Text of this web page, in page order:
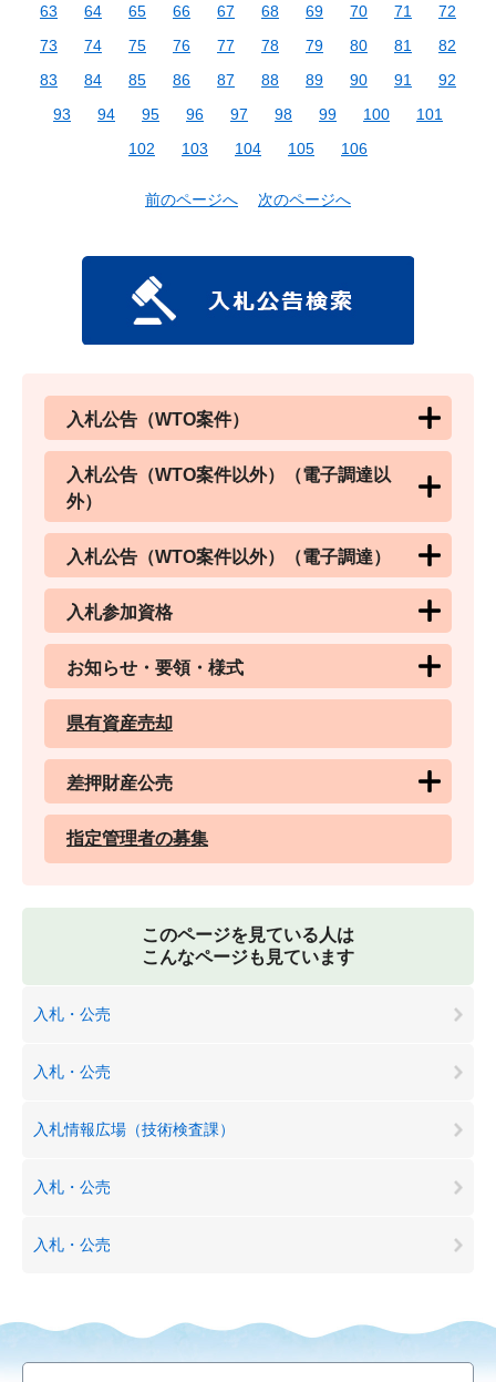
63
64 65 66 67 68 69 70 71
72
73
74 75 76 77 78 79 80 81
82
83
84 85 86 87 88 89 90 91
92
93
94 95 96 97 98 99 100
101
102
103 104 105 106
前のページへ 次のページへ
入札公告（WTO案件）
入札公告（WTO案件以外）（電子調達以
外）
入札公告（WTO案件以外）（電子調達）
入札参加資格
お知らせ・要領・様式
県有資産売却
差押財産公売
指定管理者の募集
このページを見ている人は
こんなページも見ています
入札・公売
入札・公売
入札情報広場（技術検査課）
入札・公売
入札・公売